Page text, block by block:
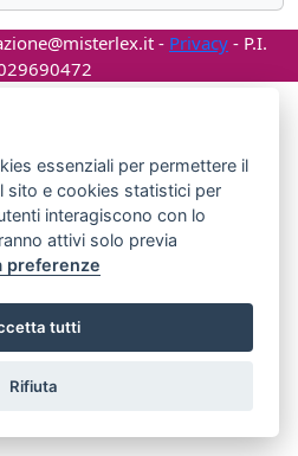
- Privacy - P.I.
essenziali per permettere il
sito e cookies statistici per
interagiscono con lo
attivi solo previa
preferenze
tutti
Rifiuta